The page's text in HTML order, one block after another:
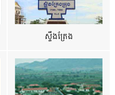
ស្ទឹងត្រែង